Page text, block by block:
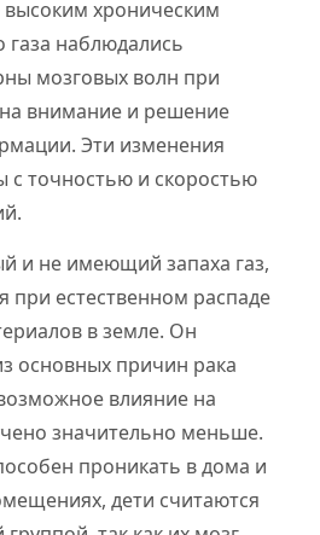
высоким хроническим
газа наблюдались
мозговых волн при
внимание и решение
Эти изменения
с точностью и скоростью
и не имеющий запаха газ,
при естественном распаде
в земле. Он
основных причин рака
влияние на
значительно меньше.
проникать в дома и
дети считаются